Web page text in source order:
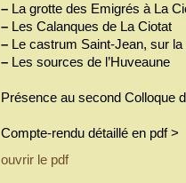
– La grotte des Emigrés à La
– Les Calanques de La Ciotat
– Le castrum Saint-Jean, sur
– Les sources de l’Huveaune
Présence au second Colloque
Compte-rendu détaillé en pdf >
ouvrir le pdf